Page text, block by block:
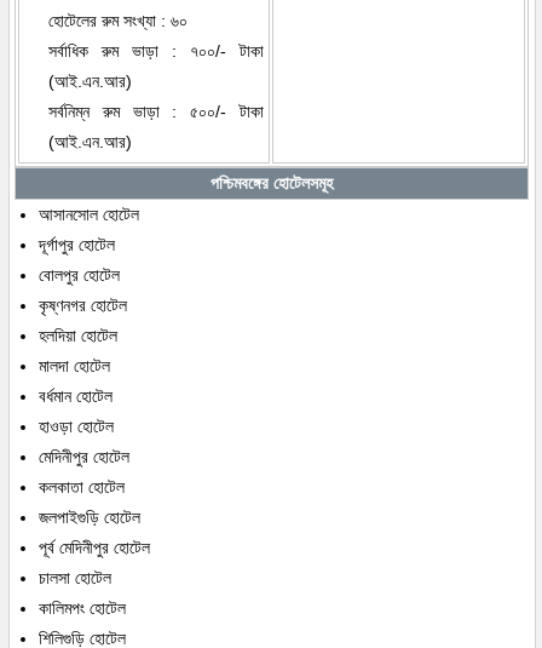
হোটেলের রুম সংখ্যা : ৬০
সর্বাধিক রুম ভাড়া : ৭০০/- টাকা
(আই.এন.আর)
সর্বনিম্ন রুম ভাড়া : ৫০০/- টাকা
(আই.এন.আর)
পশ্চিমবঙ্গের হোটেলসমূহ
আসানসোল হোটেল
দূর্গাপুর হোটেল
বোলপুর হোটেল
কৃষ্ণনগর হোটেল
হলদিয়া হোটেল
মালদা হোটেল
বর্ধমান হোটেল
হাওড়া হোটেল
মেদিনীপুর হোটেল
কলকাতা হোটেল
জলপাইগুড়ি হোটেল
পূর্ব মেদিনীপুর হোটেল
চালসা হোটেল
কালিমপং হোটেল
শিলিগুড়ি হোটেল